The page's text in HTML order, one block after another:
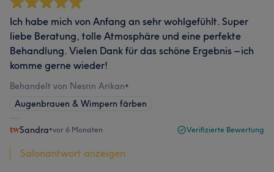
Ich habe mich von Anfang an sehr wohlgefühlt. Super
liebe Beratung, tolle Atmosphäre und eine perfekte
Behandlung. Vielen Dank für das schöne Ergebnis – ich
komme gerne wieder!
Behandelt von Nesrin Arikan•
Augenbrauen & Wimpern färben
Sandra•vor 6 Monaten Verifizierte Bewertung
Salonantwort anzeigen